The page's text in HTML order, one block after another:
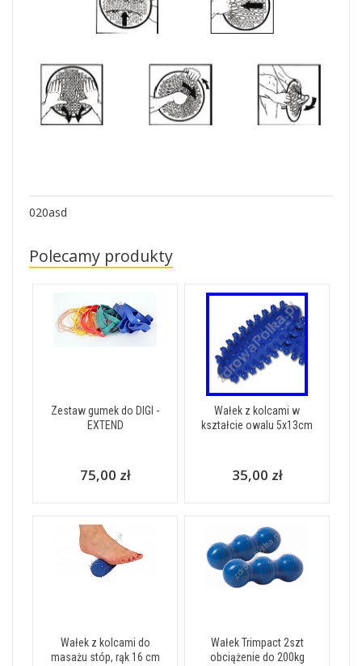
020asd
Polecamy produkty
Zestaw gumek do DIGI -
EXTEND
75,00 zł
Wałek z kolcami w
kształcie owalu 5x13cm
35,00 zł
Wałek z kolcami do
masażu stóp, rąk 16 cm
Wałek Trimpact 2szt
obciążenie do 200kg